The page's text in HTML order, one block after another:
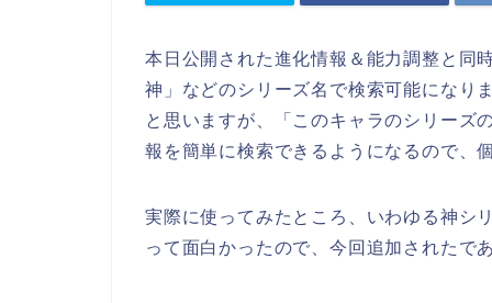
本日公開された進化情報＆能力調整と同
神」などのシリーズ名で検索可能になり
と思いますが、「このキャラのシリーズ
報を簡単に検索できるようになるので、
実際に使ってみたところ、いわゆる神シ
って面白かったので、今回追加されたで